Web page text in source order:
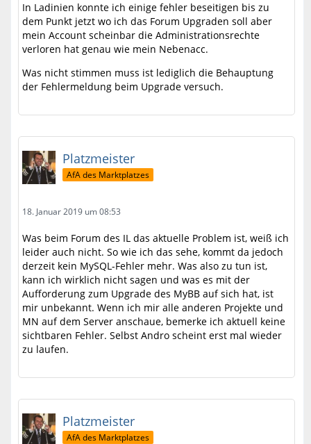
In Ladinien konnte ich einige fehler beseitigen bis zu
dem Punkt jetzt wo ich das Forum Upgraden soll aber
mein Account scheinbar die Administrationsrechte
verloren hat genau wie mein Nebenacc.
Was nicht stimmen muss ist lediglich die Behauptung
der Fehlermeldung beim Upgrade versuch.
Platzmeister
AfA des Marktplatzes
18. Januar 2019 um 08:53
Was beim Forum des IL das aktuelle Problem ist, weiß ich
leider auch nicht. So wie ich das sehe, kommt da jedoch
derzeit kein MySQL-Fehler mehr. Was also zu tun ist,
kann ich wirklich nicht sagen und was es mit der
Aufforderung zum Upgrade des MyBB auf sich hat, ist
mir unbekannt. Wenn ich mir alle anderen Projekte und
MN auf dem Server anschaue, bemerke ich aktuell keine
sichtbaren Fehler. Selbst Andro scheint erst mal wieder
zu laufen.
Platzmeister
AfA des Marktplatzes